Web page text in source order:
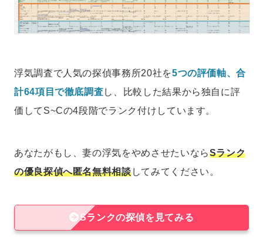
浮気調査で人気の探偵事務所20社を5つの評価軸、合
計64項目で徹底調査し、比較した結果から独自に評
価してS~Cの4段階でランク付けしています。
あなたがもし、妻の浮気をやめさせたいならSランク
の優良探偵へ匿名無料相談してみてください。
Sランクの探偵を見てみる